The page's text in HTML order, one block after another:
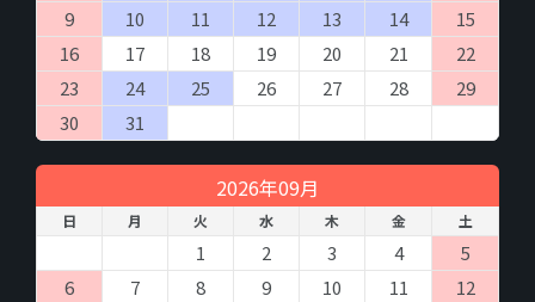
9
10 11 12 13 14
15
16
17 18 19 20 21
22
23
24 25 26 27 28
29
30
31
2026年09月
日 月 火 水 木 金 土
1 2 3 4
5
6
7 8 9 10 11
12